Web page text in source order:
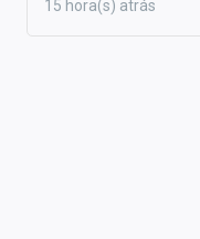
15 hora(s) atrás